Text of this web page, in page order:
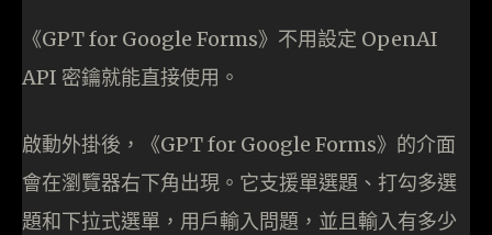
《GPT for Google Forms》不用設定 OpenAI
API 密鑰就能直接使用。
啟動外掛後，《GPT for Google Forms》的介面
會在瀏覽器右下角出現。它支援單選題、打勾多選
題和下拉式選單，用戶輸入問題，並且輸入有多少